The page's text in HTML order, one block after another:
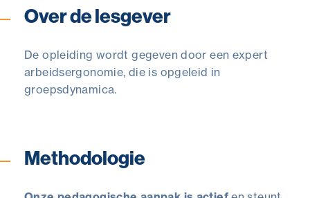
Over de lesgever
De opleiding wordt gegeven door een expert
arbeidsergonomie, die is opgeleid in
groepsdynamica.
Methodologie